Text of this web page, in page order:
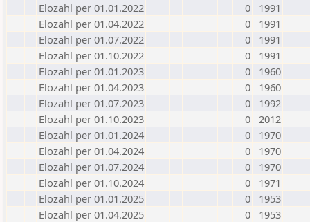
Elozahl per 01.01.2022
0
1991
Elozahl per 01.04.2022
0
1991
Elozahl per 01.07.2022
0
1991
Elozahl per 01.10.2022
0
1991
Elozahl per 01.01.2023
0
1960
Elozahl per 01.04.2023
0
1960
Elozahl per 01.07.2023
0
1992
Elozahl per 01.10.2023
0 2012
Elozahl per 01.01.2024
0
1970
Elozahl per 01.04.2024
0
1970
Elozahl per 01.07.2024
0
1970
Elozahl per 01.10.2024
0
1971
Elozahl per 01.01.2025
0
1953
Elozahl per 01.04.2025
0
1953